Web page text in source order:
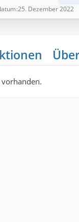
25. Dezember 2022